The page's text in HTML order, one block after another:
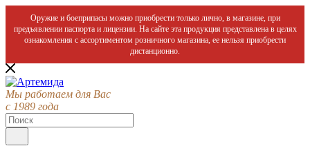
Оружие и боеприпасы можно приобрести только лично, в магазине, при
предъявлении паспорта и лицензии. На сайте эта продукция представлена в целях
ознакомления с ассортиментом розничного магазина, ее нельзя приобрести
дистанционно.
Мы работаем для Вас
с 1989 года